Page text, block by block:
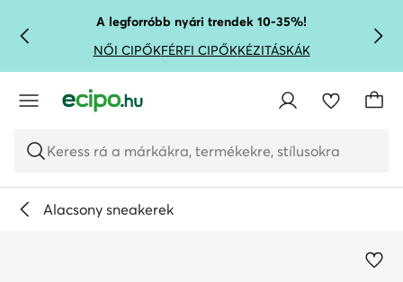
UGRÁS A FŐ TARTALOMRA
UGRÁS A KERESÉSHEZA legforróbb nyári trendek 10-35%!
NŐI CIPŐKFÉRFI CIPŐKKÉZITÁSKÁK
Keress rá a márkákra, termékekre, stílusokra
Alacsony sneakerek